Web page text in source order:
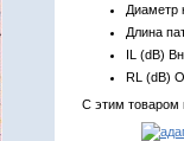
Диаметр
Длина
IL (dB)
RL (dB)
С этим товаром